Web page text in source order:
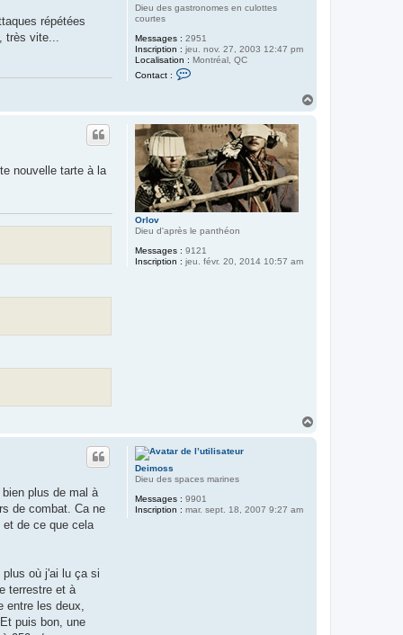
Dieu des gastronomes en culottes
courtes
Messages : 2951
Inscription : jeu. nov. 27, 2003 12:47 pm
Localisation : Montréal, QC
Contact :
a
c
t
r
T
h
o
m
'
répétées
vite...
Orlov
Dieu d'après le panthéon
Messages : 9121
Inscription : jeu. févr. 20, 2014 10:57 am
nouvelle tarte à la
Deimoss
Dieu des spaces marines
Messages : 9901
Inscription : mar. sept. 18, 2007 9:27 am
plus de mal à
de combat. Ca ne
de ce que cela
où j'ai lu ça si
terrestre et à
les deux,
puis bon, une